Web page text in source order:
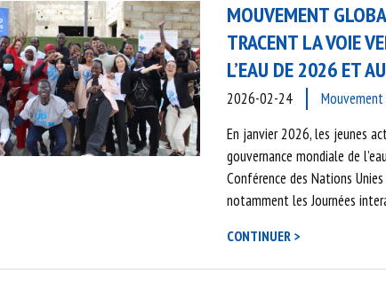
MOUVEMENT
TRACENT LA VOIE
L’EAU DE 2026 ET
2026-02-24
En janvier 2026, les jeunes
gouvernance mondiale de
Conférence des Nations
notamment les Journées
CONTINUER >